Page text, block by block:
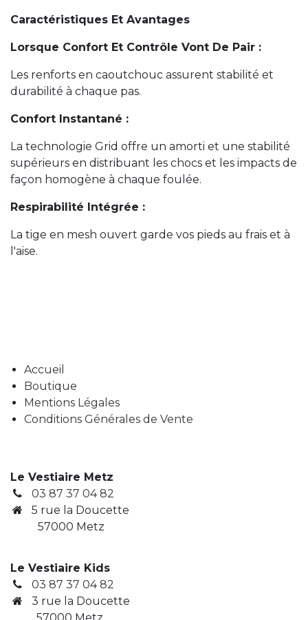
Caractéristiques Et Avantages
Lorsque Confort Et Contrôle Vont De Pair :
Les renforts en caoutchouc assurent stabilité et
durabilité à chaque pas.
Confort Instantané :
La technologie Grid offre un amorti et une stabilité
supérieurs en distribuant les chocs et les impacts de
façon homogène à chaque foulée.
Respirabilité Intégrée :
La tige en mesh ouvert garde vos pieds au frais et à
l'aise.
Accueil
Boutique
Mentions Légales
Conditions Générales de Vente
Le Vestiaire Metz
03 87 37 04 82
5 rue la Doucette
57000 Metz
Le Vestiaire Kids
03 87 37 04 82
3 rue la Doucette
​ 57000 Metz